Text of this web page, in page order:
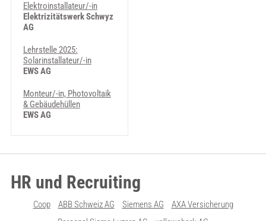
Elektroinstallateur/-in
Elektrizitätswerk Schwyz
AG
Lehrstelle 2025:
Solarinstallateur/-in
EWS AG
Monteur/-in, Photovoltaik
& Gebäudehüllen
EWS AG
HR und Recruiting
Coop ABB Schweiz AG Siemens AG
AXA Versicherung